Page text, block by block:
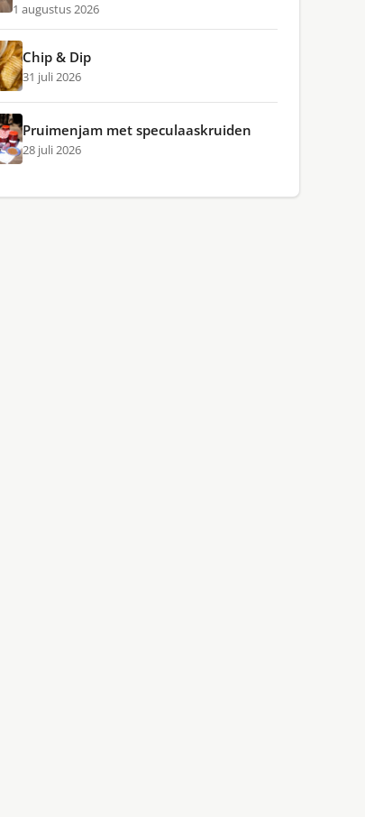
1 augustus 2026
Chip & Dip
31 juli 2026
Pruimenjam met speculaaskruiden
28 juli 2026